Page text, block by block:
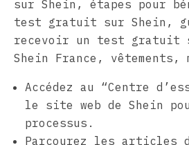
sur Shein, étapes pour
test gratuit sur Shein,
recevoir un test gratuit
Shein France, vêtements,
Accédez au “Centre
le site web de Shein
processus.
Parcourez les articles